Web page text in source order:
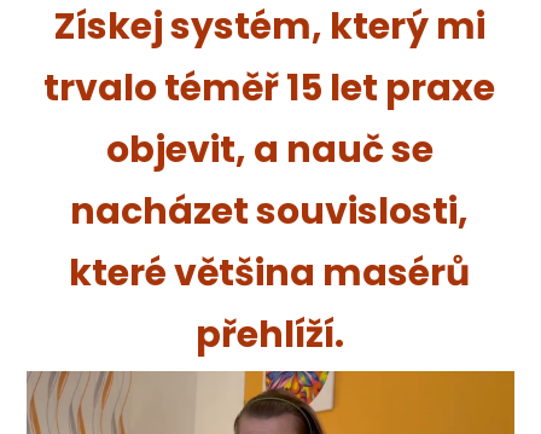
Získej systém, který mi
trvalo téměř 15 let praxe
objevit, a nauč se
nacházet souvislosti,
které většina masérů
přehlíží.
Video
přehrávač